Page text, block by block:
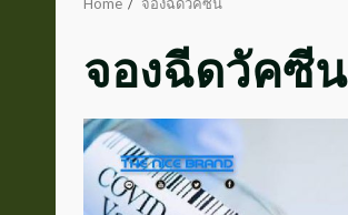
Home จองฉีดวัคซีน
จองฉีดวัคซีน